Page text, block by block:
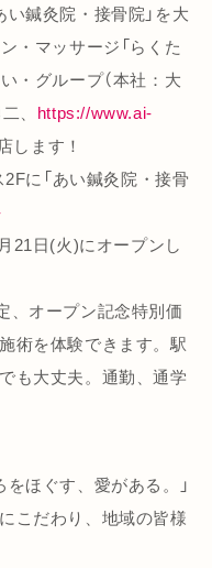
鍼灸院・接骨院」を大
・マッサージ「らくた
・グループ（本社：大
、 https://www.ai-
します！
に「あい鍼灸院・接骨
21日(火)にオープンし
、オープン記念特別価
術を体験できます。駅
も大丈夫。通勤、通学
ほぐす、愛がある。」
こだわり、地域の皆様